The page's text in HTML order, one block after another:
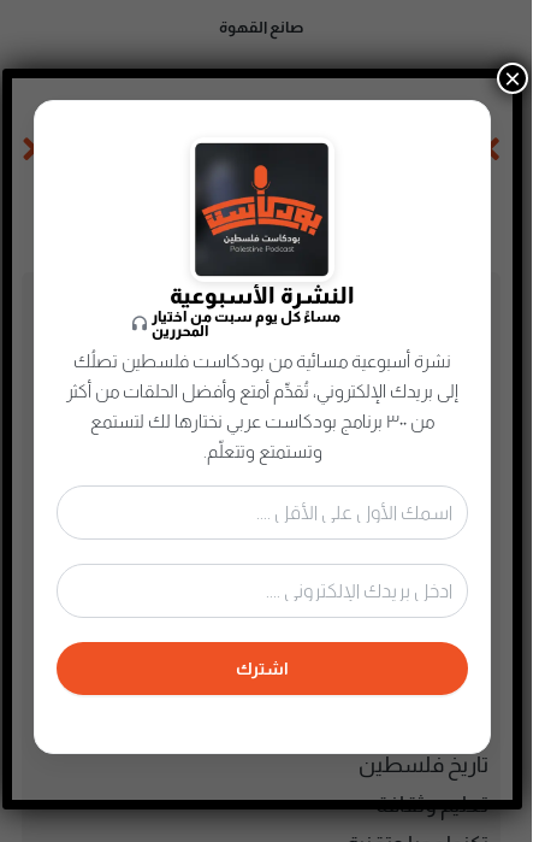
صانع القهوة
فاقد الشيء يعطيه
تصنيفات البودكاست
أسلحة وحروب
إدارة وتسويق
اجتماعي وحواري
الأنمي و المانجا
التجارة الإلكترونية
الذاكرة الشعبية الفلسطينية
الذكاء الإصطناعي
تاريخ فلسطين
تعليم وثقافة
النشرة الأسبوعية
مساءً كل يوم سبت من اختيار
المحررين
نشرة أسبوعية مسائية من بودكاست فلسطين تصلُك
إلى بريدك الإلكتروني، تُقدِّم أمتع وأفضل الحلقات من أكثر
من ٣٠٠ برنامج بودكاست عربي نختارها لك لتستمع
وتستمتع وتتعلّم.
اشترك
×